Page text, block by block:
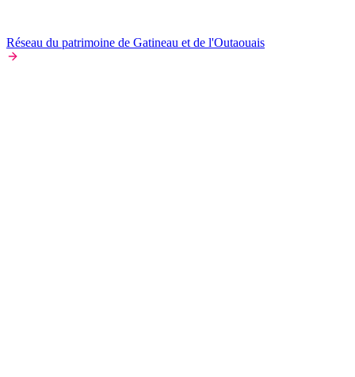
Réseau du patrimoine de Gatineau et de l'Outaouais